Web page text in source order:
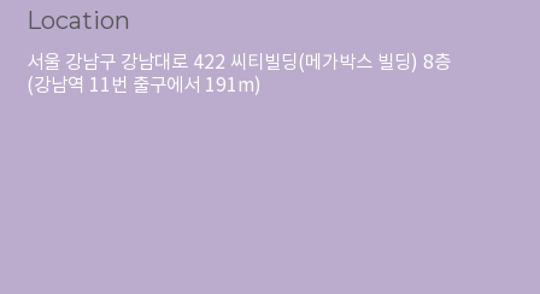
Location
서울 강남구 강남대로 422 씨티빌딩(메가박스 빌딩) 8층
(강남역 11번 출구에서 191m)